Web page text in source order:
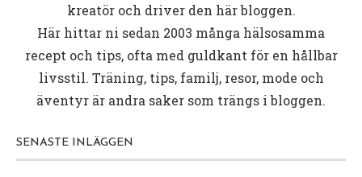
kreatör och driver den här bloggen.
Här hittar ni sedan 2003 många hälsosamma
recept och tips, ofta med guldkant för en hållbar
livsstil. Träning, tips, familj, resor, mode och
äventyr är andra saker som trängs i bloggen.
SENASTE INLÄGGEN